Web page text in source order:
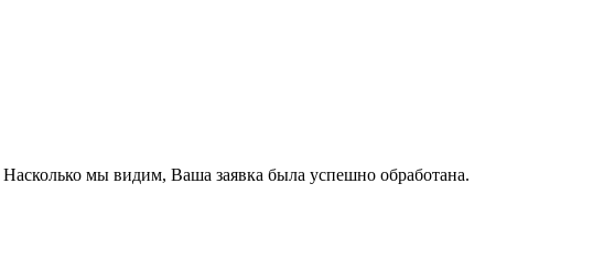
мы видим, Ваша заявка была успешно обработана.